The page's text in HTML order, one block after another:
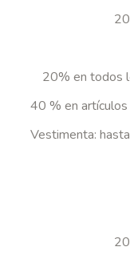
20% en todos
40 % en
Vestimenta: